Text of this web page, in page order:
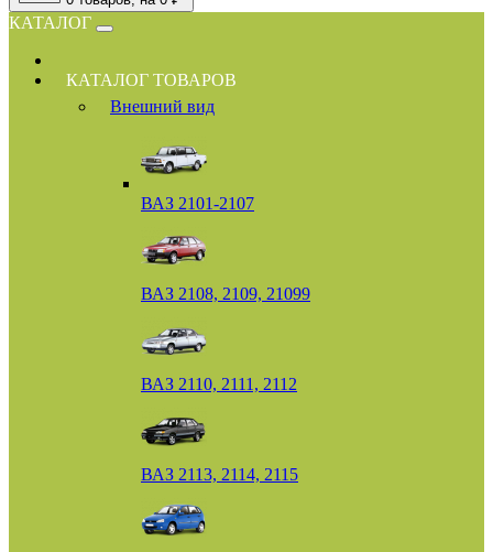
КАТАЛОГ
КАТАЛОГ ТОВАРОВ
Внешний вид
ВАЗ 2101-2107
ВАЗ 2108, 2109, 21099
ВАЗ 2110, 2111, 2112
ВАЗ 2113, 2114, 2115